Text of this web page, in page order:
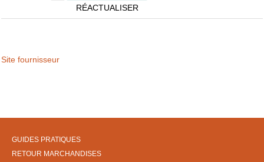
RÉACTUALISER
Site fournisseur
GUIDES PRATIQUES
RETOUR MARCHANDISES